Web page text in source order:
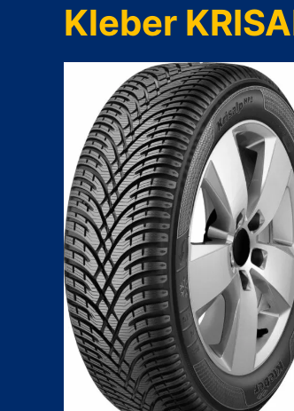
Kleber